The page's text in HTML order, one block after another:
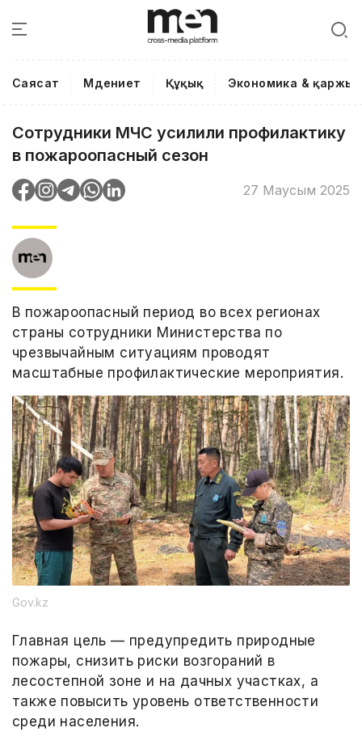
Саясат Мәдениет Құқық Экономика & қаржы
Сотрудники МЧС усилили профилактику
в пожароопасный сезон
27 Маусым 2025
В пожароопасный период во всех регионах
страны сотрудники Министерства по
чрезвычайным ситуациям проводят
масштабные профилактические мероприятия.
Gov.kz
Главная цель — предупредить природные
пожары, снизить риски возгораний в
лесостепной зоне и на дачных участках, а
также повысить уровень ответственности
среди населения.